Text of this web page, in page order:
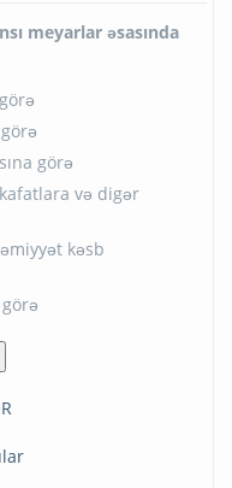
meyarlar əsasında
görə
və digər
kəsb